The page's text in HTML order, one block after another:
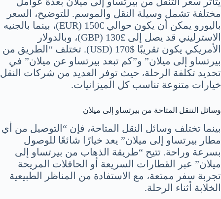
مختلفة تشمل وسيلة النقل والموسم. للتوضيح، السعر
باليورو يمكن أن يكون حوالي €150 (EUR)، بينما بالجنيه
الاسترليني قد يصل إلى £130 (GBP)، وبالدولار
الأمريكي يكون تقريبًا $170 (USD). تختلف “الطريق من
بيرتساو إلى ميلان” و”كم تبعد بيرتساو عن ميلان” في
تحديد تكلفة الرحلة، حيث توفر العديد من شركات النقل
خيارات متنوعة تناسب كل الميزانيات.
وسائل التنقل المتاحة من بيرتساو إلى ميلان
بينما تختلف وسائل النقل المتاحة، فإن “التوصيل من أي
مطار بيرتساو إلى ميلان” يعد خيارًا شائعًا للوصول
بسرعة وراحة. تتيح “طريقة الذهاب من بيرتساو إلى
ميلان” عبر القطارات السريعة أو الحافلات المريحة
تجربة سفر ممتعة، مع الاستفادة من المناظر الطبيعية
الخلابة أثناء الرحلة.